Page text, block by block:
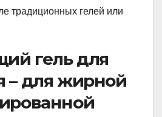
традиционных гелей или
гель для
– для жирной